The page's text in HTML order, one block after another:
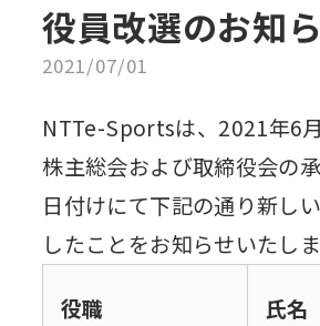
役員改選のお知
2021/07/01
NTTe-Sportsは、2021年6
株主総会および取締役会の
日付けにて下記の通り新し
したことをお知らせいたしま
役職 氏名